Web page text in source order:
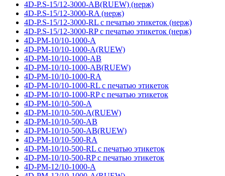
4D-P.S-15/12-3000-AB(RUEW) (нерж)
4D-P.S-15/12-3000-RA (нерж)
4D-P.S-15/12-3000-RL с печатью этикеток (нерж)
4D-P.S-15/12-3000-RP с печатью этикеток (нерж)
4D-PM-10/10-1000-A
4D-PM-10/10-1000-A(RUEW)
4D-PM-10/10-1000-AB
4D-PM-10/10-1000-AB(RUEW)
4D-PM-10/10-1000-RA
4D-PM-10/10-1000-RL с печатью этикеток
4D-PM-10/10-1000-RP с печатью этикеток
4D-PM-10/10-500-A
4D-PM-10/10-500-A(RUEW)
4D-PM-10/10-500-AB
4D-PM-10/10-500-AB(RUEW)
4D-PM-10/10-500-RA
4D-PM-10/10-500-RL с печатью этикеток
4D-PM-10/10-500-RP с печатью этикеток
4D-PM-12/10-1000-A